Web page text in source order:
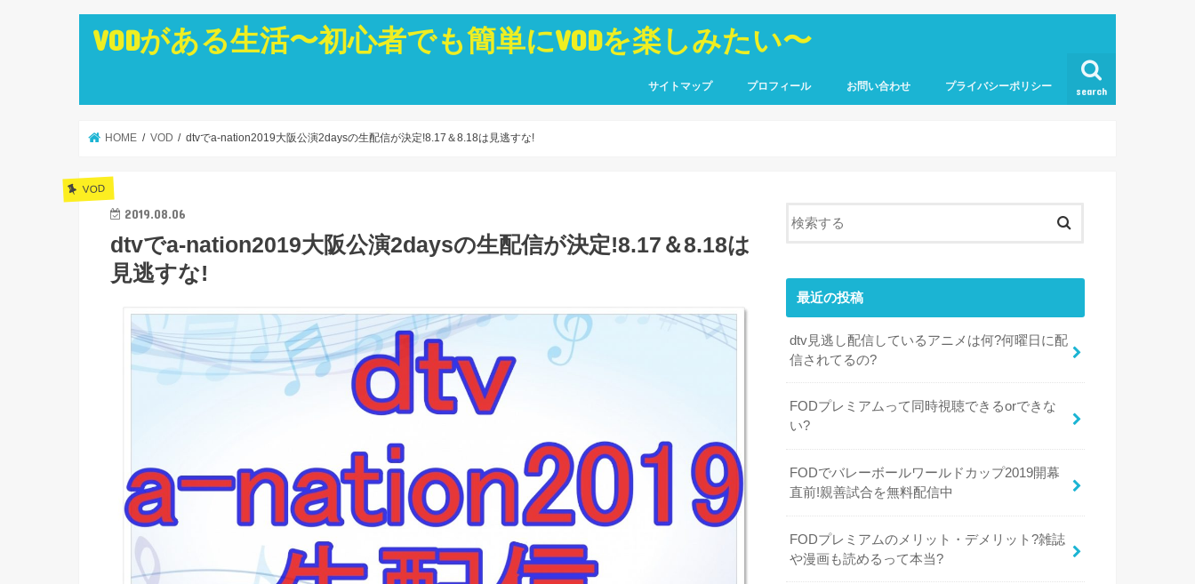
VODがある生活〜初心者でも簡単にVODを楽しみたい〜
search
サイトマップ プロフィール お問い合わせ プライバシーポリシー
HOME VOD dtvでa-nation2019大阪公演2daysの生配信が決定!8.17＆8.18は見逃すな!
VOD
2019.08.06
dtvでa-nation2019大阪公演2daysの生配信が決定!8.17＆8.18は
見逃すな!
最近の投稿
dtv見逃し配信しているアニメは何?何曜日に配
信されてるの?
FODプレミアムって同時視聴できるorできな
い?
FODでバレーボールワールドカップ2019開幕
直前!親善試合を無料配信中
FODプレミアムのメリット・デメリット?雑誌
や漫画も読めるって本当?